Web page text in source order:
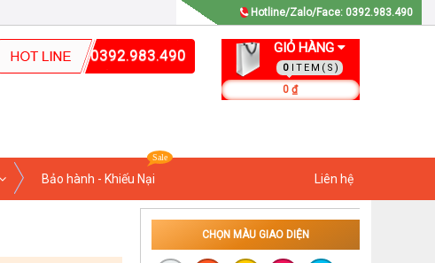
Hotline/Zalo/Face: 0392.983.490
GIỎ HÀNG
0
0 ₫
0392.983.490
Bảo hành - Khiếu Nại Liên hệ
CHỌN MÀU GIAO DIỆN